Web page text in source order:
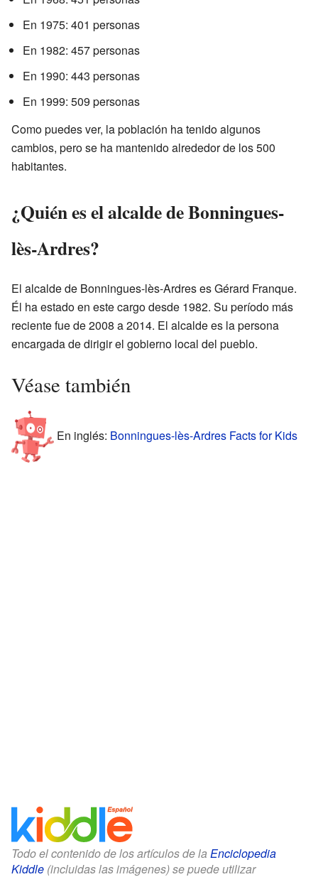
En 1975: 401 personas
En 1982: 457 personas
En 1990: 443 personas
En 1999: 509 personas
Como puedes ver, la población ha tenido algunos
cambios, pero se ha mantenido alrededor de los 500
habitantes.
¿Quién es el alcalde de Bonningues-
lès-Ardres?
El alcalde de Bonningues-lès-Ardres es Gérard Franque.
Él ha estado en este cargo desde 1982. Su período más
reciente fue de 2008 a 2014. El alcalde es la persona
encargada de dirigir el gobierno local del pueblo.
Véase también
En inglés: Bonningues-lès-Ardres Facts for Kids
Todo el contenido de los artículos de la Enciclopedia
Kiddle (incluidas las imágenes) se puede utilizar